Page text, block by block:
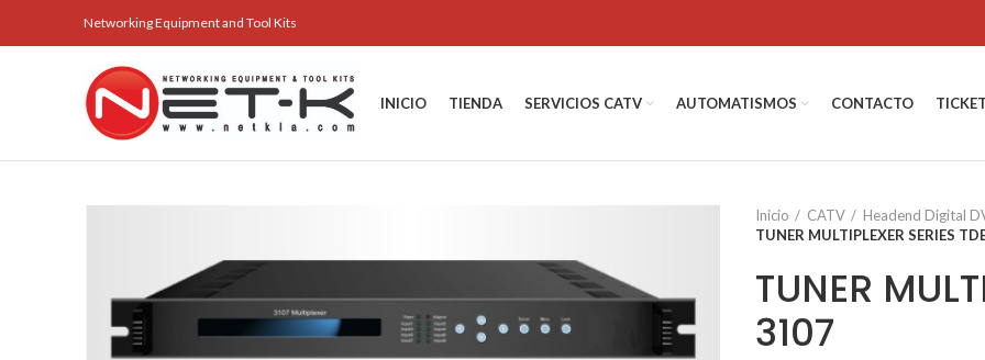
Networking Equipment and Tool Kits
INICIO TIENDA SERVICIOS CATV AUTOMATISMOS CONTACTO TICKET
Inicio CATV
Headend Digital
TUNER MULTIPLEXER SERIES
TUNER
3107